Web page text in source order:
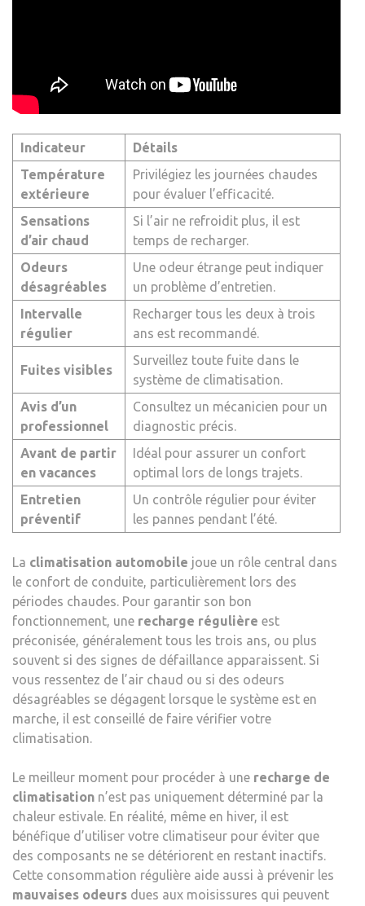
Indicateur
Détails
Température
extérieure
Privilégiez les journées chaudes
pour évaluer l’efficacité.
Sensations
d’air chaud
Si l’air ne refroidit plus, il est
temps de recharger.
Odeurs
désagréables
Une odeur étrange peut indiquer
un problème d’entretien.
Intervalle
régulier
Recharger tous les deux à trois
ans est recommandé.
Fuites visibles
Surveillez toute fuite dans le
système de climatisation.
Avis d’un
professionnel
Consultez un mécanicien pour un
diagnostic précis.
Avant de partir
en vacances
Idéal pour assurer un confort
optimal lors de longs trajets.
Entretien
préventif
Un contrôle régulier pour éviter
les pannes pendant l’été.
La climatisation automobile joue un rôle central dans
le confort de conduite, particulièrement lors des
périodes chaudes. Pour garantir son bon
fonctionnement, une recharge régulière est
préconisée, généralement tous les trois ans, ou plus
souvent si des signes de défaillance apparaissent. Si
vous ressentez de l’air chaud ou si des odeurs
désagréables se dégagent lorsque le système est en
marche, il est conseillé de faire vérifier votre
climatisation.
Le meilleur moment pour procéder à une recharge de
climatisation n’est pas uniquement déterminé par la
chaleur estivale. En réalité, même en hiver, il est
bénéfique d’utiliser votre climatiseur pour éviter que
des composants ne se détériorent en restant inactifs.
Cette consommation régulière aide aussi à prévenir les
mauvaises odeurs dues aux moisissures qui peuvent